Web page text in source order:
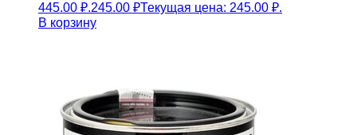
445.00 ₽.245.00 ₽Текущая цена: 245.00 ₽.
В корзину